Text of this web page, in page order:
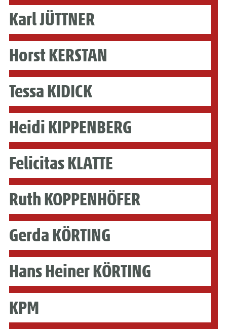
Karl JÜTTNER
Horst KERSTAN
Tessa KIDICK
Heidi KIPPENBERG
Felicitas KLATTE
Ruth KOPPENHÖFER
Gerda KÖRTING
Hans Heiner KÖRTING
KPM